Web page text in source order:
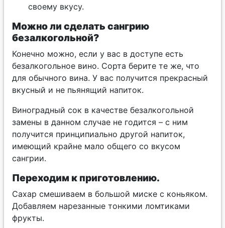
своему вкусу.
Можно ли сделать сангрию
безалкогольной?
Конечно можно, если у вас в доступе есть
безалкогольное вино. Сорта берите те же, что
для обычного вина. У вас получится прекрасный
вкусный и не пьянящий напиток.
Виноградный сок в качестве безалкогольной
замены в данном случае не годится – с ним
получится принципиально другой напиток,
имеющий крайне мало общего со вкусом
сангрии.
Переходим к приготовлению.
Сахар смешиваем в большой миске с коньяком.
Добавляем нарезанные тонкими ломтиками
фрукты.